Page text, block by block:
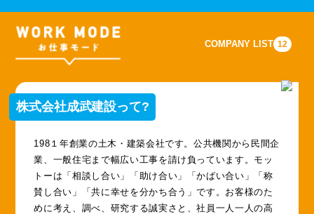
COMPANY LIST 12
株式会社成武建設って?
198１年創業の土木・建築会社です。公共機関から民間企
業、一般住宅まで幅広い工事を請け負っています。モッ
トーは「相談し合い」「助け合い」「かばい合い」「称
賛し合い」「共に幸せを分かち合う」です。お客様のた
めに考え、調べ、研究する誠実さと、社員一人一人の高